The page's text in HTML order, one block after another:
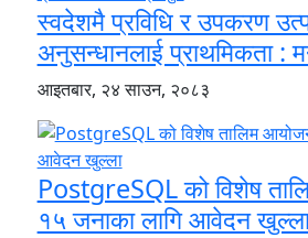
स्वदेशमै प्रविधि र उपकरण
अनुसन्धानलाई प्राथमिकता :
आइतबार, २४ साउन, २०८३
PostgreSQL को विशेष
१५ जनाका लागि आवेदन